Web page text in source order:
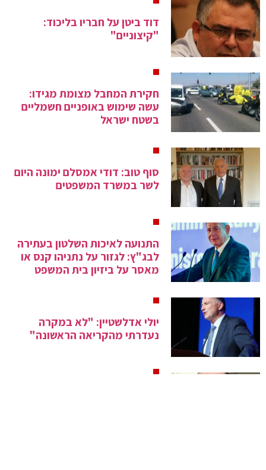
דוד ביטן על חבריו בליכוד:
"קיצוניים"
חקירת המחבל מצומת מגידו:
עשה שימוש באופניים חשמליים
בשטח ישראל
סוף טוב: דודי אמסלם ימונה היום
לשר במשרד המשפטים
התנועה לאיכות השלטון בעתירה
לבג"ץ: לגזור על נתניהו קנס או
מאסר על ביזיון בית המשפט
יולי אדלשטיין: "לא במקרה
נעדרתי מהקריאה הראשונה"